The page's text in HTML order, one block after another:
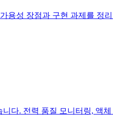
용성 장점과 구현 과제를 정
다. 전력 품질 모니터링, 액